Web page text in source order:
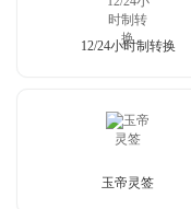
12/24小时制转换
玉帝灵签